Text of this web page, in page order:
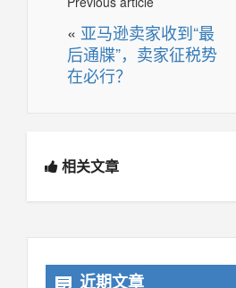
« 亚马逊卖家收到“最
后通牒”，卖家征税势
在必行？
相关文章
近期文章